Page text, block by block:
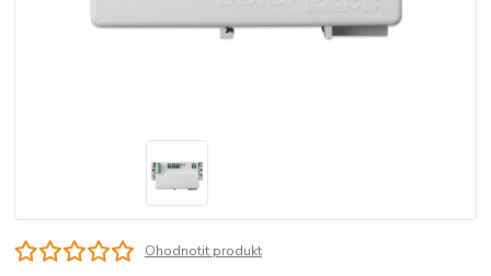
Ohodnotit produkt